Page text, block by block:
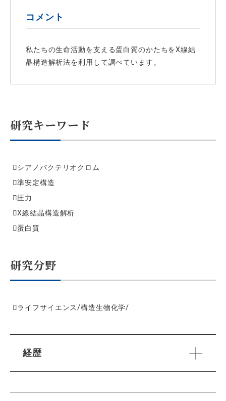
コメント
私たちの生命活動を支える蛋白質のかたちをX線結
晶構造解析法を利用して調べています。
研究キーワード
シアノバクテリオクロム
準安定構造
圧力
X線結晶構造解析
蛋白質
研究分野
ライフサイエンス/構造生物化学/
経歴